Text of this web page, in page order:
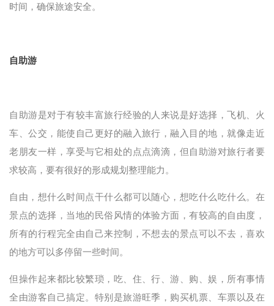
时间，确保旅途安全。
自助游
自助游是对于有较丰富旅行经验的人来说是好选择，飞机、火
车、公交，能使自己更好的融入旅行，融入目的地，就像走近
老朋友一样，享受与它相处的点点滴滴，但自助游对旅行者要
求较高，要有很好的形成规划整理能力。
自由，想什么时间点干什么都可以随心，想吃什么吃什么。在
景点的选择，当地的民俗风情的体验方面，有较高的自由度，
所有的行程完全由自己来控制，不想去的景点可以不去，喜欢
的地方可以多停留一些时间。
但操作起来都比较繁琐，吃、住、行、游、购、娱，所有事情
全由游客自己搞定。特别是旅游旺季，购买机票、车票以及在